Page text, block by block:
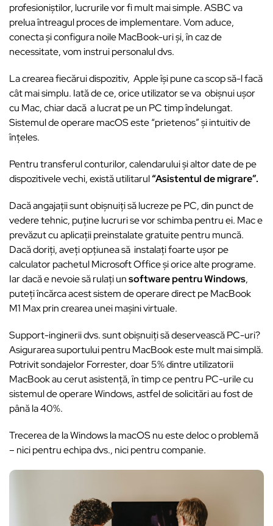
profesioniștilor, lucrurile vor fi mult mai simple. ASBC va
prelua întreagul proces de implementare. Vom aduce,
conecta și configura noile MacBook-uri și, în caz de
necessitate, vom instrui personalul dvs.
La crearea fiecărui dispozitiv, Apple îşi pune ca scop să-l facă
cât mai simplu. Iată de ce, orice utilizator se va obișnui ușor
cu Mac, chiar dacă a lucrat pe un PC timp îndelungat.
Sistemul de operare macOS este “prietenos” și intuitiv de
înţeles.
Pentru transferul conturilor, calendarului și altor date de pe
dispozitivele vechi, există utilitarul“Asistentul de migrare”.
Dacă angajații sunt obișnuiți să lucreze pe PC, din punct de
vedere tehnic, puține lucruri se vor schimba pentru ei. Mac e
prevăzut cu aplicații preinstalate gratuite pentru muncă.
Dacă doriți, aveţi opţiunea să instalaţi foarte uşor pe
calculator pachetul Microsoft Office și orice alte programe.
Iar dacă e nevoie să rulați unsoftware pentru Windows,
puteți încărca acest sistem de operare direct pe MacBook
M1 Max prin crearea unei mașini virtuale.
Support-inginerii dvs. sunt obișnuiți să deservească PC-uri?
Asigurarea suportului pentru MacBook este mult mai simplă.
Potrivit sondajelor Forrester, doar 5% dintre utilizatorii
MacBook au cerut asistență, în timp ce pentru PC-urile cu
sistemul de operare Windows, astfel de solicitări au fost de
până la 40%.
Trecerea de la Windows la macOS nu este deloc o problemă
– nici pentru echipa dvs., nici pentru companie.